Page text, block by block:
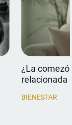
¿La
relacionada
BIENESTAR